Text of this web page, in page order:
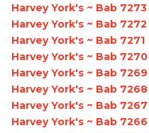
Harvey York's ~ Bab 7273
Harvey York's ~ Bab 7272
Harvey York's ~ Bab 7271
Harvey York's ~ Bab 7270
Harvey York's ~ Bab 7269
Harvey York's ~ Bab 7268
Harvey York's ~ Bab 7267
Harvey York's ~ Bab 7266